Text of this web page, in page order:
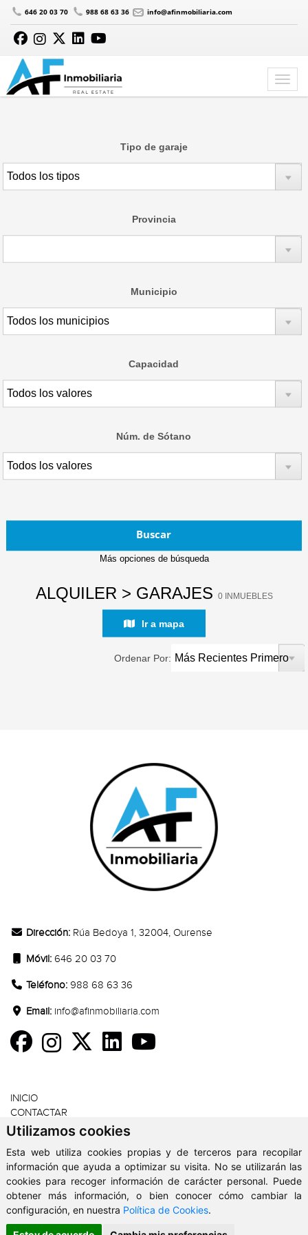
Utilizamos cookies
Esta web utiliza cookies propias y de terceros para recopilar
información que ayuda a optimizar su visita. No se utilizarán las
cookies para recoger información de carácter personal. Puede
obtener más información, o bien conocer cómo cambiar la
configuración, en nuestra Política de Cookies.
646 20 03 70 988 68 63 36 info@afinmobiliaria.com
Tipo de garaje
Provincia
Municipio
Capacidad
Núm. de Sótano
Buscar
Más opciones de búsqueda
ALQUILER > GARAJES 0 INMUEBLES
Ir a mapa
Ordenar Por:
Dirección:Rúa Bedoya 1, 32004, Ourense
Móvil: 646 20 03 70
Teléfono: 988 68 63 36
Email: info@afinmobiliaria.com
INICIO
CONTACTAR
AVISO LEGAL
POLÍTICA COOKIES
Clickviviendas